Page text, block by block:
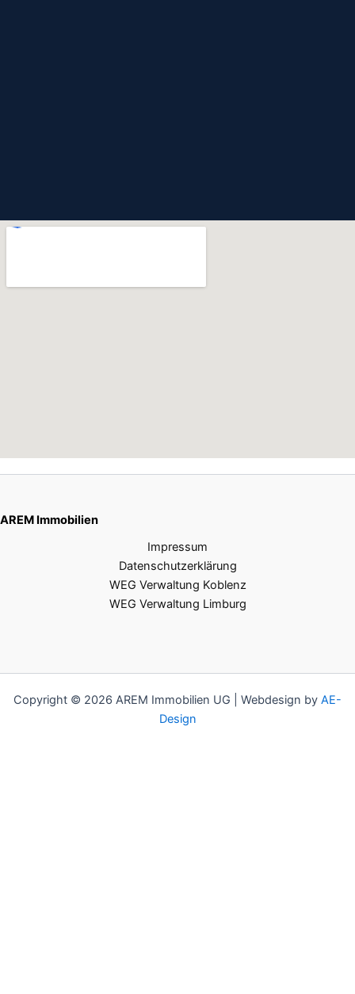
AREM Immobilien
Impressum
Datenschutzerklärung
WEG Verwaltung Koblenz
WEG Verwaltung Limburg
Copyright © 2026 AREM Immobilien UG | Webdesign by AE-
Design